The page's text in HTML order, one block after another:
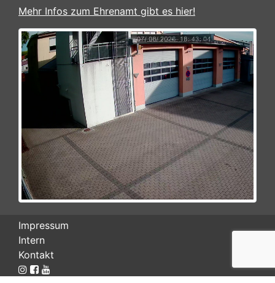
Mehr Infos zum Ehrenamt gibt es hier!
Impressum
Intern
Kontakt